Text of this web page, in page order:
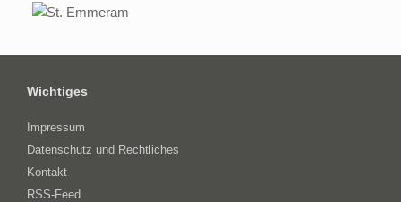
Wichtiges
Impressum
Datenschutz und Rechtliches
Kontakt
RSS-Feed